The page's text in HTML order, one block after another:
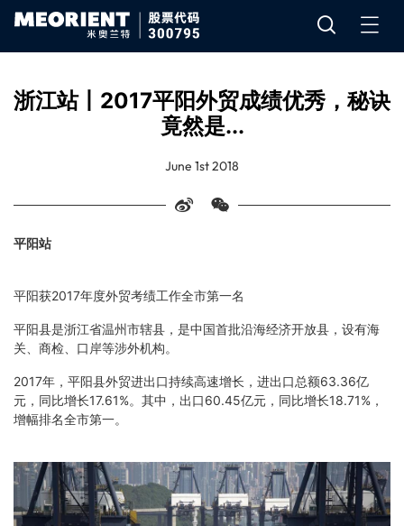
浙江站丨2017平阳外贸成绩优秀，秘诀
竟然是...
June 1st 2018
平阳站
平阳获2017年度外贸考绩工作全市第一名
平阳县是浙江省温州市辖县，是中国首批沿海经济开放县，设有海
关、商检、口岸等涉外机构。
2017年，平阳县外贸进出口持续高速增长，进出口总额63.36亿
元，同比增长17.61%。其中，出口60.45亿元，同比增长18.71%，
增幅排名全市第一。